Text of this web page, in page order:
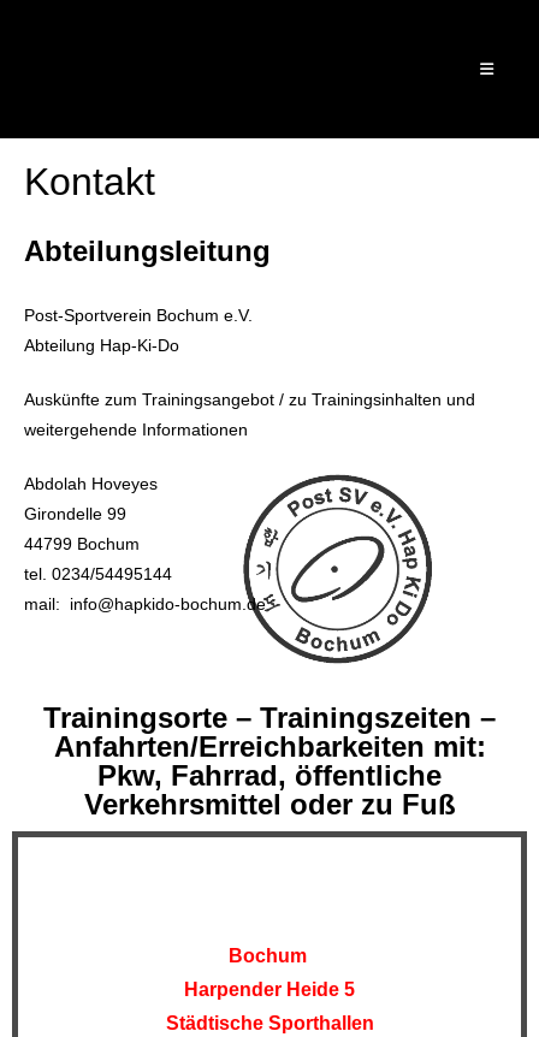
Kontakt
Abteilungsleitung
Post-Sportverein Bochum e.V.
Abteilung Hap-Ki-Do
Auskünfte zum Trainingsangebot / zu Trainingsinhalten und
weitergehende Informationen
Abdolah Hoveyes
Girondelle 99
44799 Bochum
tel. 0234/54495144
mail: info@hapkido-bochum.de
Trainingsorte – Trainingszeiten –
Anfahrten/Erreichbarkeiten mit:
Pkw, Fahrrad, öffentliche
Verkehrsmittel oder zu Fuß
Bochum
Harpender Heide 5
Städtische Sporthallen